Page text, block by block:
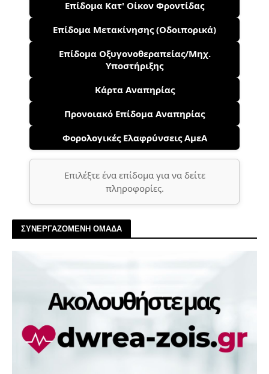
Επίδομα Κατ' Οίκον Φροντίδας
Επίδομα Μετακίνησης (Οδοιπορικά)
Επίδομα Οξυγονοθεραπείας/Μηχ.
Υποστήριξης
Κάρτα Αναπηρίας
Προνοιακό Επίδομα Αναπηρίας
Φορολογικές Ελαφρύνσεις ΑμεΑ
Επιλέξτε ένα επίδομα για να δείτε
πληροφορίες.
ΣΥΝΕΡΓΑΖΟΜΕΝΗ ΟΜΑΔΑ